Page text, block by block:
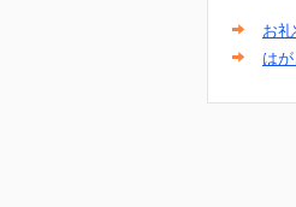
お
はが